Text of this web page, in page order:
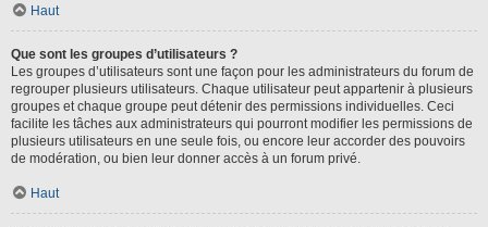
Haut
Que sont les groupes d’utilisateurs ?
Les groupes d’utilisateurs sont une façon pour les administrateurs du forum de
regrouper plusieurs utilisateurs. Chaque utilisateur peut appartenir à plusieurs
groupes et chaque groupe peut détenir des permissions individuelles. Ceci
facilite les tâches aux administrateurs qui pourront modifier les permissions de
plusieurs utilisateurs en une seule fois, ou encore leur accorder des pouvoirs
de modération, ou bien leur donner accès à un forum privé.
Haut